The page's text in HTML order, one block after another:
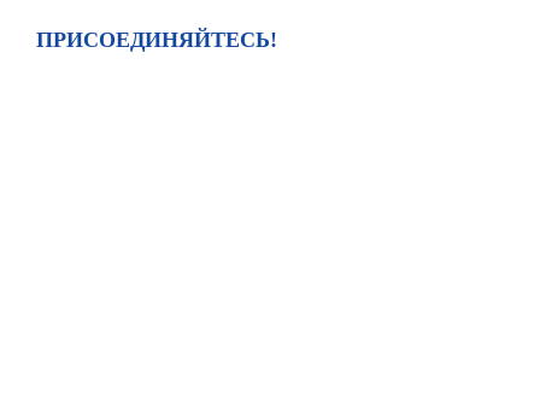
ПРИСОЕДИНЯЙТЕСЬ!